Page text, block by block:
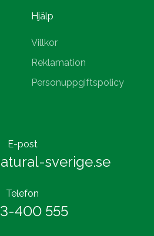
Hjälp
Villkor
Reklamation
Personuppgiftspolicy
E-post
sverige.se
Telefon
400 555